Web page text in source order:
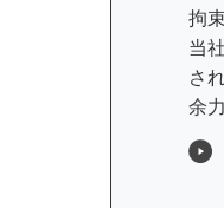
拘
当
さ
余